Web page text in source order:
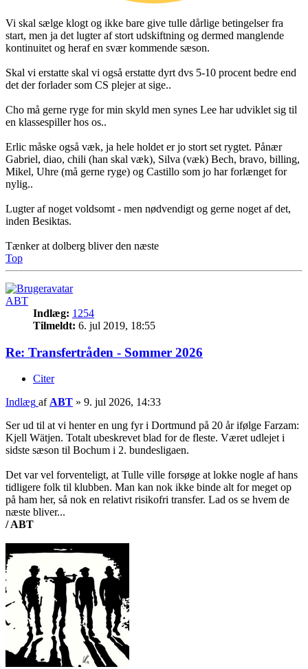
Vi skal sælge klogt og ikke bare give tulle dårlige betingelser fra
start, men ja det lugter af stort udskiftning og dermed manglende
kontinuitet og heraf en svær kommende sæson.
Skal vi erstatte skal vi også erstatte dyrt dvs 5-10 procent bedre end
det der forlader som CS plejer at sige..
Cho må gerne ryge for min skyld men synes Lee har udviklet sig til
en klassespiller hos os..
Erlic måske også væk, ja hele holdet er jo stort set rygtet. Pånær
Gabriel, diao, chili (han skal væk), Silva (væk) Bech, bravo, billing,
Mikel, Uhre (må gerne ryge) og Castillo som jo har forlænget for
nylig..
Lugter af noget voldsomt - men nødvendigt og gerne noget af det,
inden Besiktas.
Tænker at dolberg bliver den næste
Top
ABT
Indlæg: 1254
Tilmeldt: 6. jul 2019, 18:55
Re: Transfertråden - Sommer 2026
Citer
Indlæg afABT » 9. jul 2026, 14:33
Ser ud til at vi henter en ung fyr i Dortmund på 20 år ifølge Farzam:
Kjell Wätjen. Totalt ubeskrevet blad for de fleste. Været udlejet i
sidste sæson til Bochum i 2. bundesligaen.
Det var vel forventeligt, at Tulle ville forsøge at lokke nogle af hans
tidligere folk til klubben. Man kan nok ikke binde alt for meget op
på ham her, så nok en relativt risikofri transfer. Lad os se hvem de
næste bliver...
/ ABT